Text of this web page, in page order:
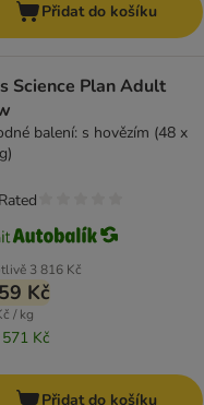
Přidat do košíku
Science Plan Adult
balení: s hovězím (48 x
3 816 Kč
Kč
/ kg
Kč
Přidat do košíku